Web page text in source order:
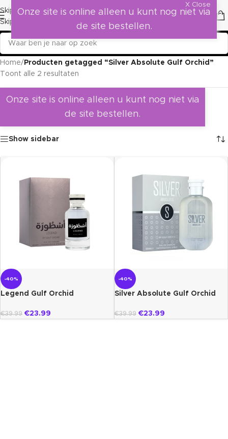
Skip to navigation
Skip to main content
Home/ Producten getagged “Silver Absolute Gulf Orchid”
Toont alle 2 resultaten
Onze site is online alleen u kunt nog niet via
de site bestellen.
Show sidebar
-40%
Legend Gulf Orchid
€39.99 €23.99
-40%
Silver Absolute Gulf Orchid
€39.99 €23.99
X Close
Onze site is online alleen u kunt nog niet via
de site bestellen.